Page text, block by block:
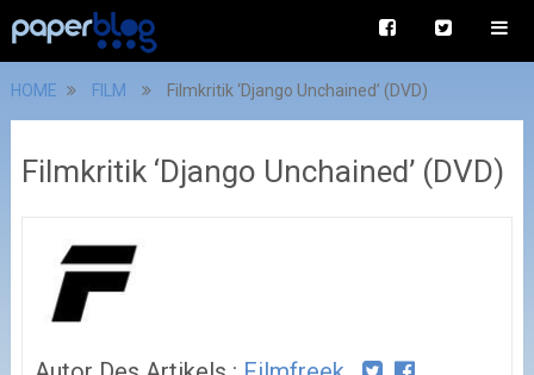
HOME FILM Filmkritik ‘Django Unchained’ (DVD)
Filmkritik ‘Django Unchained’ (DVD)